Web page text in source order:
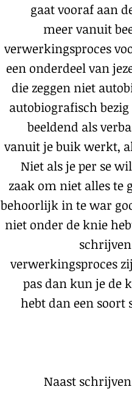
gaat vooraf aan
meer vanuit
verwerkingsproces
een onderdeel van
die zeggen niet
autobiografisch
beeldend als
vanuit je buik werkt,
Niet als je per se
zaak om niet alles te
behoorlijk in te war
niet onder de knie
verwerkingsproces
pas dan kun je de
hebt dan een
Naast